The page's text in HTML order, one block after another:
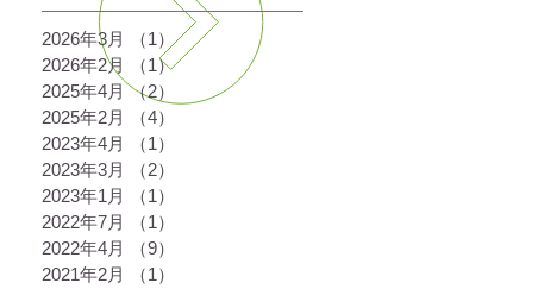
2026年3月 （1）1件の記事
2026年2月
（1）1件の記事
2025年4月 （2）
2件の記事
2025年2月
（4）
2023年4月
（1）
2023年3月
（2）
2023年1月
（1）
2022年7月
（1）
2022年4月
（9）
2021年2月
（1）